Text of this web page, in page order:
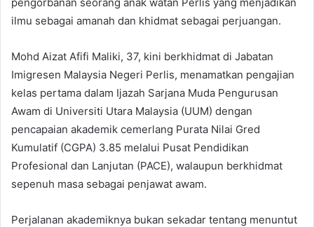
ilmu sebagai amanah dan khidmat sebagai perjuangan.
Mohd Aizat Afifi Maliki, 37, kini berkhidmat di Jabatan
Imigresen Malaysia Negeri Perlis, menamatkan pengajian
kelas pertama dalam Ijazah Sarjana Muda Pengurusan
Awam di Universiti Utara Malaysia (UUM) dengan
pencapaian akademik cemerlang Purata Nilai Gred
Kumulatif (CGPA) 3.85 melalui Pusat Pendidikan
Profesional dan Lanjutan (PACE), walaupun berkhidmat
sepenuh masa sebagai penjawat awam.
Perjalanan akademiknya bukan sekadar tentang menuntut